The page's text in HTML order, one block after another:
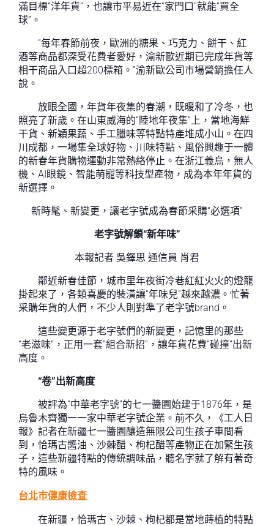
滿目標“洋年貨”，也讓市平易近在“家門口”就能“買全
球”。
“每年春節前夜，歐洲的糖果、巧克力、餅干、紅
酒等商品都深受花費者愛好，渝新歐近期已完成年貨等
相干商品入口超200標箱。”渝新歐公司市場營銷擔任人
說。
放眼全國，年貨年夜集的春潮，既暖和了冷冬，也
照亮了新歲。在山東威海的“陸地年夜集”上，當地海鮮
干貨、新穎果蔬、手工臘味等特點特產堆成小山。在四
川成都，一場集全球好物、川味特點、風俗興趣于一體
的新春年貨購物運動非常熱絡停止。在浙江義烏，無人
機、AI眼鏡、智能萌寵等科技型產物，成為本年年貨的
新選擇。
新時髦、新變更，讓老字號成為春節采購“必選項”
老字號解鎖“新年味”
本報記者 吳鐸思 通信員 肖君
鄰近新春佳節，城市里年夜街冷巷紅紅火火的燈籠
掛起來了，各類喜慶的裝潢讓“年味兒”越來越濃。忙著
采購年貨的人們，不少人則對準了老字號brand。
這些變更源于老字號們的新變更，記憶里的那些
“老滋味”，正用一套“組合新招”，讓年貨花費“碰撞”出新
高度。
“卷”出新高度
被評為“中華老字號”的七一醬園始建于1876年，是
烏魯木齊獨一一家中華老字號企業。前不久，《工人日
報》記者在新疆七一醬園釀造無限公司生孩子車間看
到，恰瑪古醬油、沙棘醋、枸杞醋等產物正在加緊生孩
子，這些新疆特點的傳統調味品，聽名字就了解有著奇
特的風味。
台北巿健康檢查
在新疆，恰瑪古、沙棘、枸杞都是當地蒔植的特點